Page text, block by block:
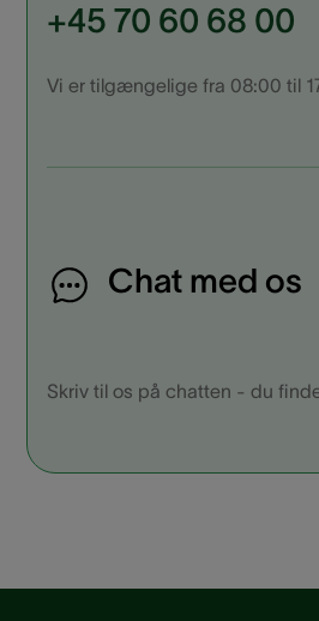
+45 70 60 68 00
Vi er tilgængelige fra 08:00 til
Chat med os
Skriv til os på chatten - du